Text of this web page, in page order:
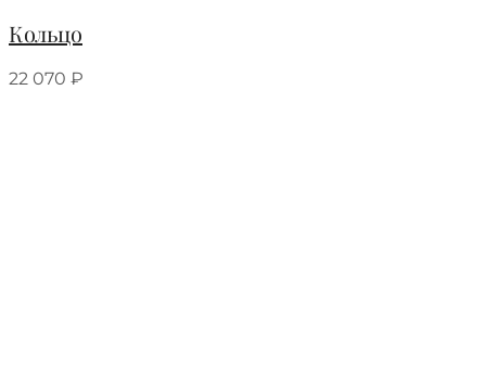
Кольцо
22 070 ₽